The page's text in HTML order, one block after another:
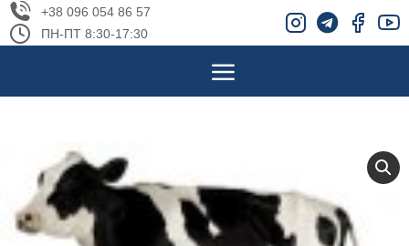
+38 096 054 86 57
ПН-ПТ 8:30-17:30